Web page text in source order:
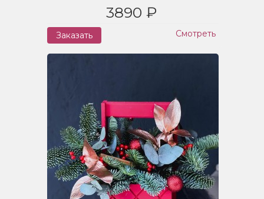
3890 ₽
Заказать Смотреть